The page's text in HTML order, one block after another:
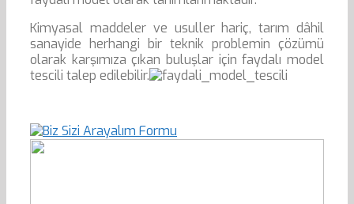
Kimyasal maddeler ve usuller hariç, tarım dâhil
sanayide herhangi bir teknik problemin çözümü
olarak karşımıza çıkan buluşlar için faydalı model
tescili talep edilebilir.